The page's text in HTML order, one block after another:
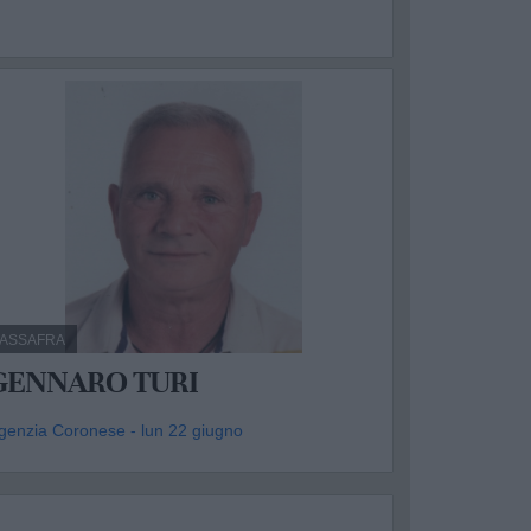
TURI
Coronese - lun 22 giugno